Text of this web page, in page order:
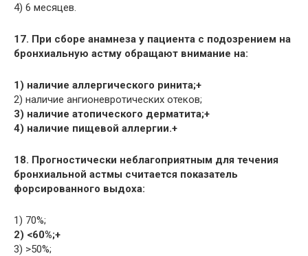
4) 6 месяцев.
17. При сборе анамнеза у пациента с подозрением на
бронхиальную астму обращают внимание на:
1) наличие аллергического ринита;+
2) наличие ангионевротических отеков;
3) наличие атопического дерматита;+
4) наличие пищевой аллергии.+
18. Прогностически неблагоприятным для течения
бронхиальной астмы считается показатель
форсированного выдоха:
1) 70%;
2) <60%;+
3) >50%;